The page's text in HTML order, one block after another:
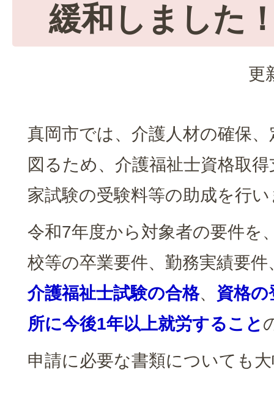
緩和しました
更
真岡市では、介護人材の確保
図るため、介護福祉士資格取
家試験の受験料等の助成を行
令和7年度から対象者の要件を
校等の卒業要件、勤務実績要
介護福祉士試験の合格、 資格の
所に今後1年以上就労すること
申請に必要な書類についても